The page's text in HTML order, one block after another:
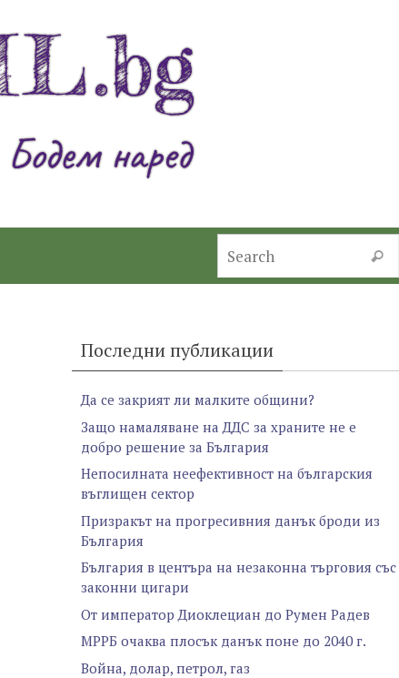
Последни публикации
Да се закрият ли малките общини?
Защо намаляване на ДДС за храните не е
добро решение за България
Непосилната неефективност на българския
въглищен сектор
Призракът на прогресивния данък броди из
България
България в центъра на незаконна търговия със
законни цигари
От император Диоклециан до Румен Радев
МРРБ очаква плосък данък поне до 2040 г.
Война, долар, петрол, газ